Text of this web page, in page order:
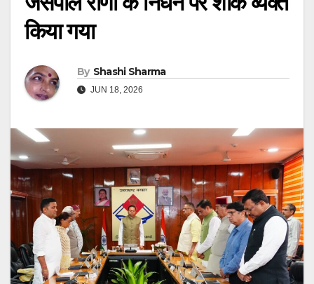
किया गया
By Shashi Sharma
JUN 18, 2026